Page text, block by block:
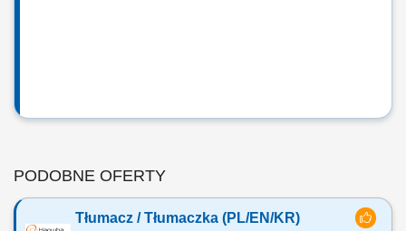
PODOBNE OFERTY
Tłumacz / Tłumaczka (PL/EN/KR)